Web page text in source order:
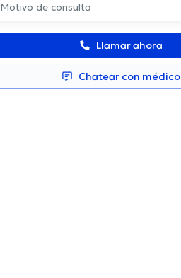
Motivo de consulta
Llamar ahora
Chatear con médico